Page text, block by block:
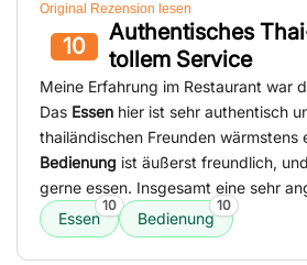
Original Rezension lesen
10
Authentisches
tollem Service
Meine Erfahrung im Restaurant war
Das Essen hier ist sehr authentisch
thailändischen Freunden wärmstens
Bedienung ist äußerst freundlich,
gerne essen. Insgesamt eine sehr
Essen
10
Bedienung
10